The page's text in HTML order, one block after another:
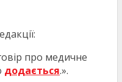
про медичне
додається.».